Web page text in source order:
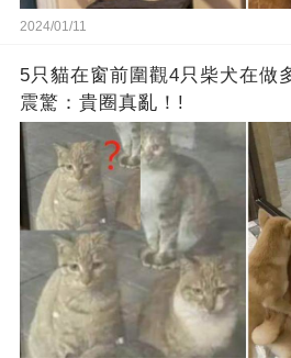
2024/01/11
5只貓在窗前圍觀4只柴犬在做
震驚：貴圈真亂！!